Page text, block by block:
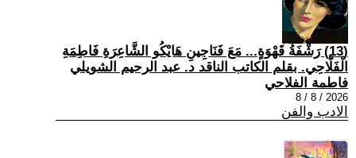
(13) رَشْفَةُ قَهْوَةٍ... مَعَ فَنَاجِينِ هَايْكُو الشَّاعِرَةِ فَاطِمَةِ
الْفَلَّاحِي. بقلم الكاتب الناقد د. عبد الرحيم الشويلي
فاطمة الفلاحي
2026 / 8 / 8
الادب والفن